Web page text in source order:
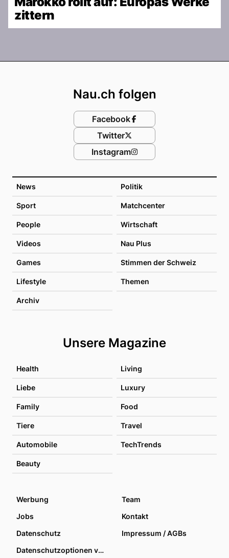
zittern
News Politik
Sport Matchcenter
People Wirtschaft
Videos Nau Plus
Games Stimmen der Schweiz
Lifestyle Themen
Archiv
Unsere Magazine
Health Living
Liebe Luxury
Family Food
Tiere Travel
Automobile TechTrends
Beauty
Nau.ch folgen
Facebook
Twitter
Instagram
Werbung
Team
Jobs
Kontakt
Datenschutz
Impressum / AGBs
Datenschutzoptionen verwalten